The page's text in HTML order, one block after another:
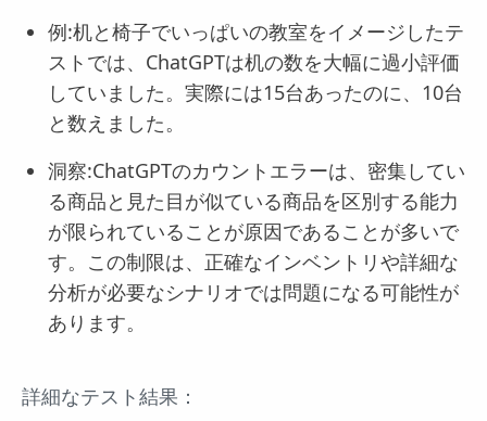
例:机と椅子でいっぱいの教室をイメージしたテ
ストでは、ChatGPTは机の数を大幅に過小評価
していました。実際には15台あったのに、10台
と数えました。
洞察:ChatGPTのカウントエラーは、密集してい
る商品と見た目が似ている商品を区別する能力
が限られていることが原因であることが多いで
す。この制限は、正確なインベントリや詳細な
分析が必要なシナリオでは問題になる可能性が
あります。
詳細なテスト結果：